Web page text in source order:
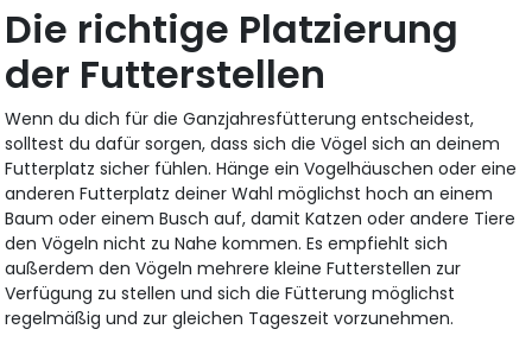
Die richtige Platzierung
der Futterstellen
Wenn du dich für die Ganzjahresfütterung entscheidest,
solltest du dafür sorgen, dass sich die Vögel sich an deinem
Futterplatz sicher fühlen. Hänge ein Vogelhäuschen oder eine
anderen Futterplatz deiner Wahl möglichst hoch an einem
Baum oder einem Busch auf, damit Katzen oder andere Tiere
den Vögeln nicht zu Nahe kommen. Es empfiehlt sich
außerdem den Vögeln mehrere kleine Futterstellen zur
Verfügung zu stellen und sich die Fütterung möglichst
regelmäßig und zur gleichen Tageszeit vorzunehmen.